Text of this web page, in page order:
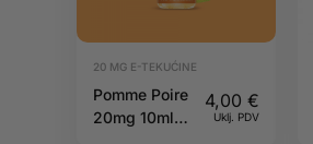
20 MG E-TEKUĆINE
Pomme Poire
20mg 10ml
4,00€
Uklj. PDV